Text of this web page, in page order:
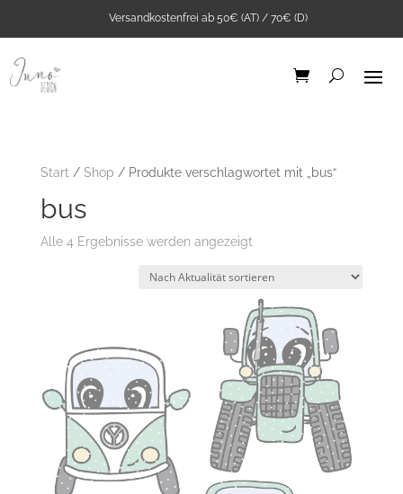
Versandkostenfrei ab 50€ (AT) / 70€ (D)
Start/ Shop / Produkte verschlagwortet mit „bus“
bus
Alle 4 Ergebnisse werden angezeigtNach
sortiert